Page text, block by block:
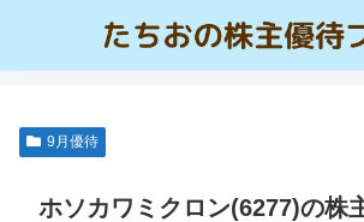
9月優待
ホソカワミクロン(6277)の株